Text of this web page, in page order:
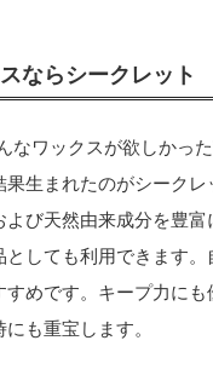
ならシークレット
なワックスが欲しかっ
生まれたのがシークレ
び天然由来成分を豊富
しても利用できます。
すめです。キープ力に
も重宝します。